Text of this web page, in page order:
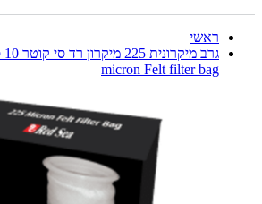
ראשי
micron Felt filter bag